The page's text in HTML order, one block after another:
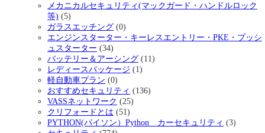
メカニカルセキュリティ(マックガード・ハンドルロック
等) (5)
ガラスエッチング (0)
エンジンスターター・キーレスエントリー・PKE・プッシ
ュスターター (34)
バッテリー＆アーシング (11)
レディースパッケージ (1)
軽自動車プラン (0)
おすすめセキュリティ (136)
VASSネットワーク (25)
クリフォードとは (51)
PYTHON(パイソン）Python カーセキュリティ (3)